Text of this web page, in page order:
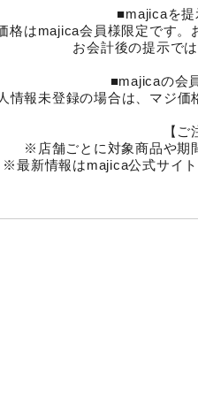
■majicaを提
格はmajica会員様限定です。
お会計後の提示で
■majicaの会
情報未登録の場合は、マジ価
【ご
※店舗ごとに対象商品や期
※最新情報はmajica公式サイト